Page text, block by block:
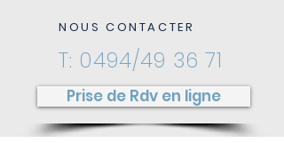
NOUS CONTACTER
T: 0494/49 36 71
Prise de Rdv en ligne